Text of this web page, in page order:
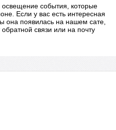
события, которые
Если у вас есть интересная
она появилась на нашем сате,
связи или на почту